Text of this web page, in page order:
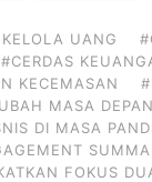
UANG
#CERDAS
KECEMASAN
MASA DEPAN
DI MASA
FOKUS